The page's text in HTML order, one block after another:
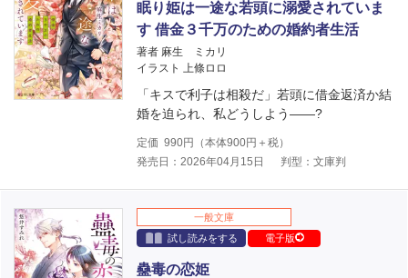
眠り姫は一途な若頭に溺愛されていま
す 借金３千万のための婚約者生活
著者 麻生 ミカリ
イラスト 上條ロロ
「キスで利子は相殺だ」若頭に借金返済か結
婚を迫られ、私どうしよう――?
定価 990円（本体900円＋税）
発売日：2026年04月15日
判型：文庫判
一般文庫
試し読みをする
電子版
蠱毒の恋姫